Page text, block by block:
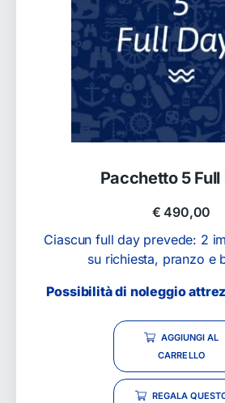
Pacchetto 5 Full
€ 490,00
Ciascun full day prevede: 2
su richiesta, pranzo e
Possibilità di noleggio
AGGIUNGI AL
CARRELLO
REGALA